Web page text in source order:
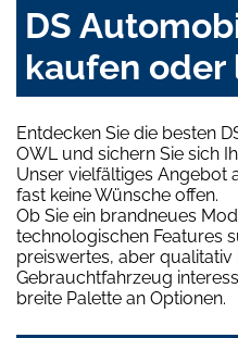
DS
kaufen oder
Entdecken Sie die besten
OWL und sichern Sie sich
Unser vielfältiges Angebot
fast keine Wünsche offen.
Ob Sie ein brandneues
technologischen Features
preiswertes, aber
Gebrauchtfahrzeug
breite Palette an Optionen.